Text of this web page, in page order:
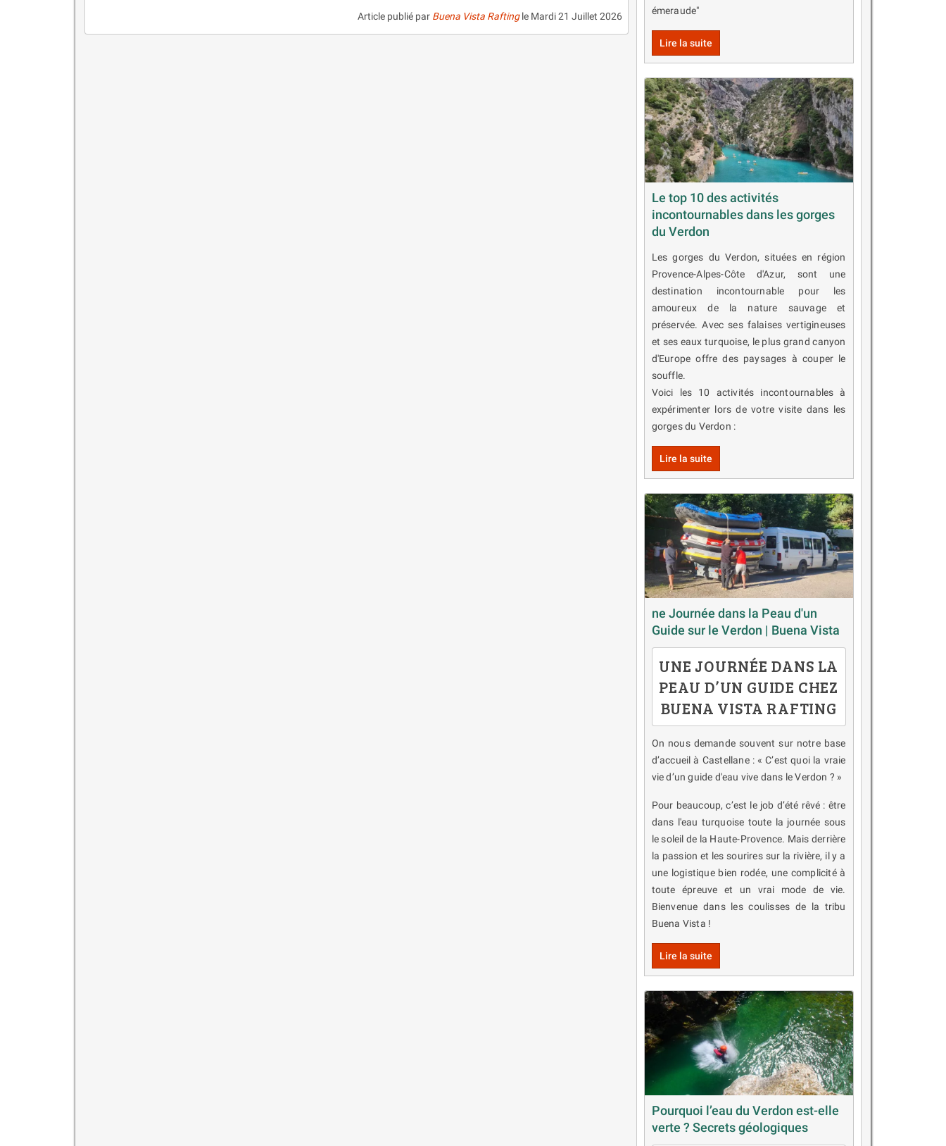
Article publié par Buena Vista Raftingle Mardi 21 Juillet 2026
émeraude"
Lire la suite
Le top 10 des activités
incontournables dans les gorges
du Verdon
Les gorges du Verdon, situées en région
Provence-Alpes-Côte d'Azur, sont une
destination incontournable pour les
amoureux de la nature sauvage et
préservée. Avec ses falaises vertigineuses
et ses eaux turquoise, le plus grand canyon
d'Europe offre des paysages à couper le
souffle.
Voici les 10 activités incontournables à
expérimenter lors de votre visite dans les
gorges du Verdon :
Lire la suite
ne Journée dans la Peau d'un
Guide sur le Verdon | Buena Vista
UNE JOURNÉE DANS LA
PEAU D’UN GUIDE CHEZ
BUENA VISTA RAFTING
On nous demande souvent sur notre base
d’accueil à Castellane : « C’est quoi la vraie
vie d’un guide d'eau vive dans le Verdon ? »
Pour beaucoup, c’est le job d’été rêvé : être
dans l'eau turquoise toute la journée sous
le soleil de la Haute-Provence. Mais derrière
la passion et les sourires sur la rivière, il y a
une logistique bien rodée, une complicité à
toute épreuve et un vrai mode de vie.
Bienvenue dans les coulisses de la tribu
Buena Vista !
Lire la suite
Pourquoi l’eau du Verdon est-elle
verte ? Secrets géologiques